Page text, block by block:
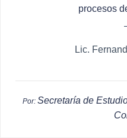
procesos
Lic.
Por: Secretaría de